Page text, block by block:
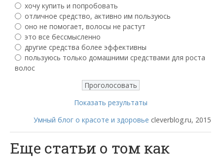
хочу купить и попробовать
отличное средство, активно им пользуюсь
оно не помогает, волосы не растут
это все бессмысленно
другие средства более эффективны
пользуюсь только домашними средствами для роста
волос
Показать результаты
Умный блог о красоте и здоровье cleverblog.ru, 2015
Еще статьи о том как